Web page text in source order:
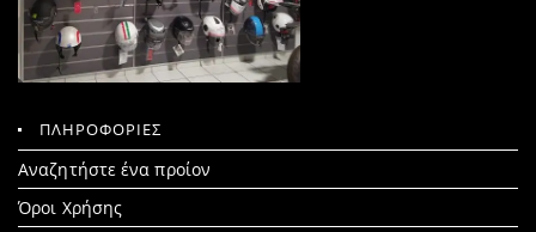
ΠΛΗΡΟΦΟΡΙΕΣ
Αναζητήστε ένα προίον
Search
for:
Όροι Χρήσης